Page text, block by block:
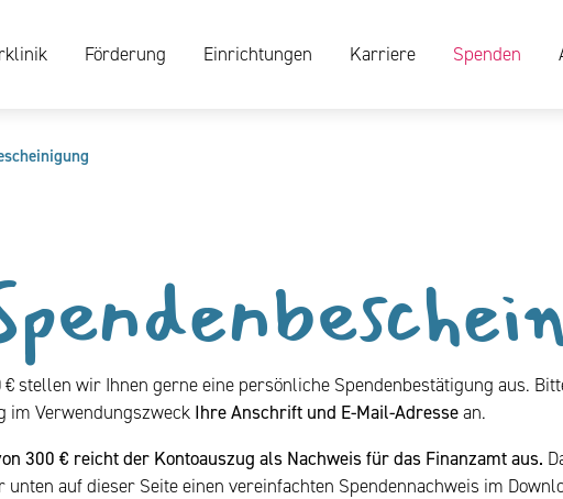
Förderung Einrichtungen Karriere Spenden
€ stellen wir Ihnen gerne eine persönliche Spendenbestätigung aus.
im Verwendungszweck Ihre Anschrift und E-Mail-Adressean.
300 € reicht der Kontoauszug als Nachweis für das Finanzamt aus.
unten auf dieser Seite einen vereinfachten Spendennachweis im